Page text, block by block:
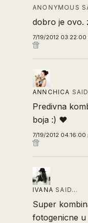
ANONYMOUS
dobro je ovo.
7/19/2012 03:22:00
ANNCHICA
Predivna
boja :) ♥
7/19/2012 04:16:00
IVANA SAID…
Super
fotogenicne